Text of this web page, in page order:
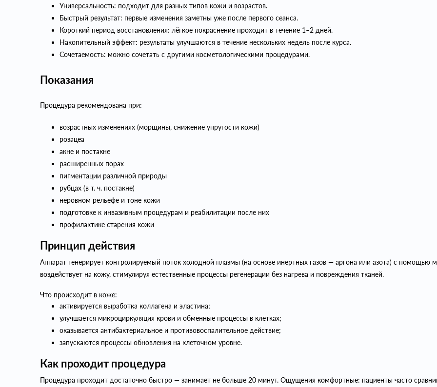
Универсальность: подходит для разных типов кожи и возрастов.
Быстрый результат: первые изменения заметны уже после первого сеанса.
Короткий период восстановления: лёгкое покраснение проходит в течение 1–2 дней.
Накопительный эффект: результаты улучшаются в течение нескольких недель после курса.
Сочетаемость: можно сочетать с другими косметологическими процедурами.
Показания
Процедура рекомендована при:
возрастных изменениях (морщины, снижение упругости кожи)
розацеа
акне и постакне
расширенных порах
пигментации различной природы
рубцах (в т. ч. постакне)
неровном рельефе и тоне кожи
подготовке к инвазивным процедурам и реабилитации после них
профилактике старения кожи
Принцип действия
Аппарат генерирует контролируемый поток холодной плазмы (на основе инертных газов — аргона или азота) с помощью
воздействует на кожу, стимулируя естественные процессы регенерации без нагрева и повреждения тканей.
Что происходит в коже:
активируется выработка коллагена и эластина;
улучшается микроциркуляция крови и обменные процессы в клетках;
оказывается антибактериальное и противовоспалительное действие;
запускаются процессы обновления на клеточном уровне.
Как проходит процедура
Процедура проходит достаточно быстро — занимает не больше 20 минут. Ощущения комфортные: пациенты часто